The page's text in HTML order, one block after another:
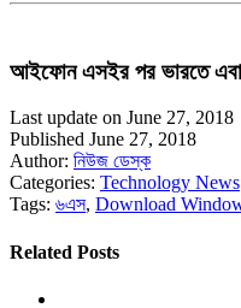
আইফোন এসইর পর ভারতে
Last update on June 27, 2018
Published June 27, 2018
Author: নিউজ ডেস্ক
Categories: Technology News
Tags: ৬এস, Download
Related Posts